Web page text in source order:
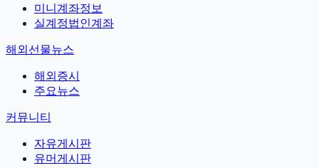
미니계좌정보
실계정법인계좌
해외선물뉴스
해외증시
주요뉴스
커뮤니티
자유게시판
유머게시판